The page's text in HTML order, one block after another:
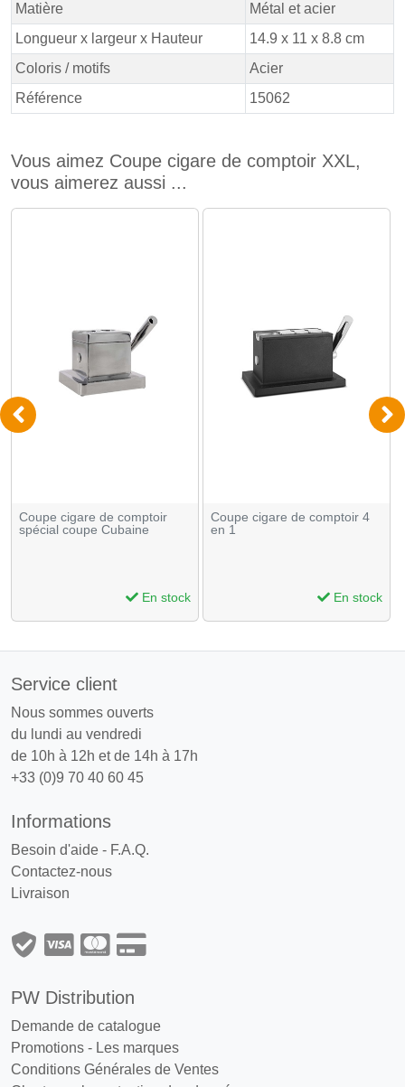
Matière
Métal et acier
Longueur x largeur x Hauteur
14.9 x 11 x 8.8 cm
Coloris / motifs
Acier
Référence
15062
Vous aimez Coupe cigare de comptoir XXL,
vous aimerez aussi ...
Coupe cigare de comptoir
spécial coupe Cubaine
En stock
Coupe cigare de comptoir 4
en 1
En stock
Service client
Nous sommes ouverts
du lundi au vendredi
de 10h à 12h et de 14h à 17h
+33 (0)9 70 40 60 45
Informations
Besoin d'aide - F.A.Q.
Contactez-nous
Livraison
PW Distribution
Demande de catalogue
Promotions - Les marques
Conditions Générales de Ventes